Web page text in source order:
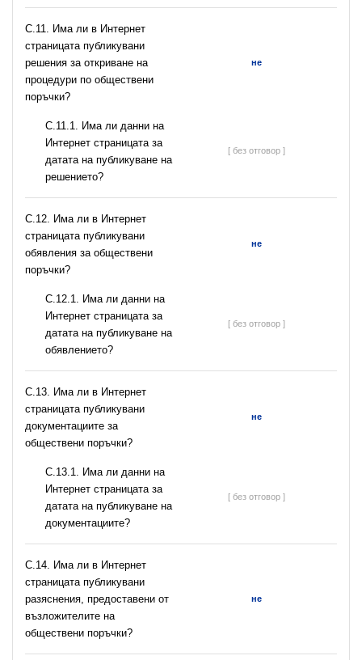
С.11. Има ли в Интернет
страницата публикувани
решения за откриване на
процедури по обществени
поръчки?
не
С.11.1. Има ли данни на
Интернет страницата за
датата на публикуване на
решението?
[ без отговор ]
С.12. Има ли в Интернет
страницата публикувани
обявления за обществени
поръчки?
не
С.12.1. Има ли данни на
Интернет страницата за
датата на публикуване на
обявлението?
[ без отговор ]
С.13. Има ли в Интернет
страницата публикувани
документациите за
обществени поръчки?
не
С.13.1. Има ли данни на
Интернет страницата за
датата на публикуване на
документациите?
[ без отговор ]
С.14. Има ли в Интернет
страницата публикувани
разяснения, предоставени от
възложителите на
обществени поръчки?
не